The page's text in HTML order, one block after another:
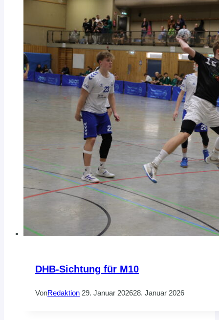
DHB-Sichtung für M10
VonRedaktion 29. Januar 202628. Januar 2026